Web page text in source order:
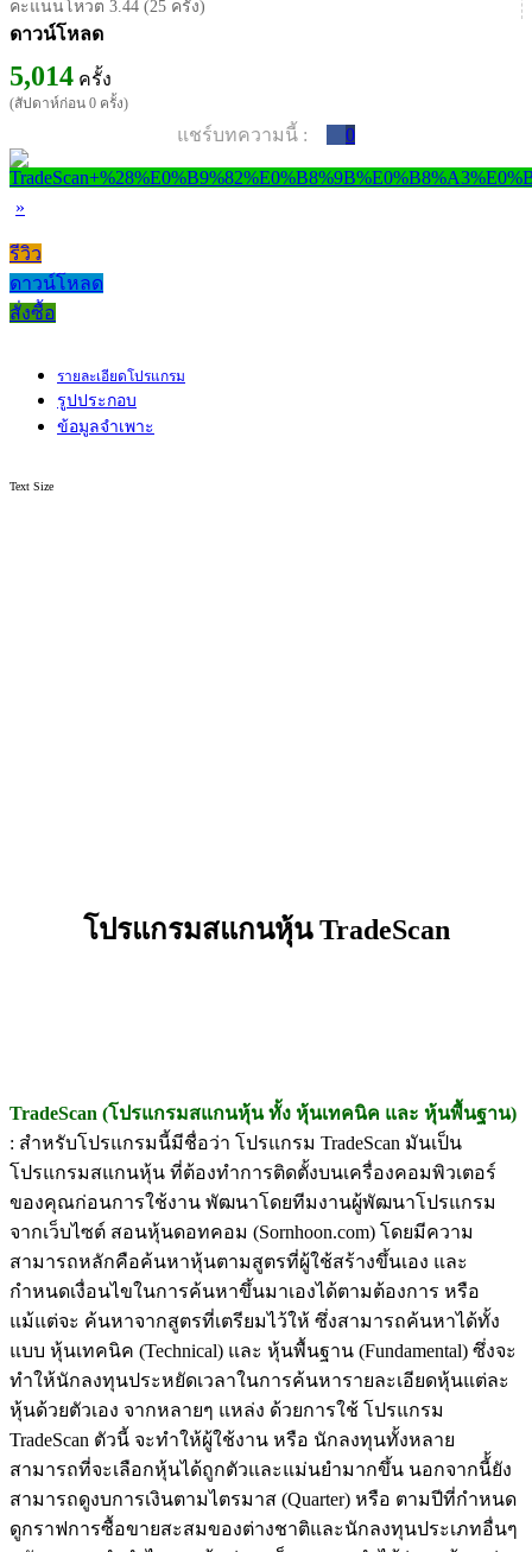
คะแนนโหวต 3.44 (25 ครั้ง)
ดาวน์โหลด
5,014 ครั้ง
(สัปดาห์ก่อน 0 ครั้ง)
แชร์บทความนี้ : 0
»
รีวิว
ดาวน์โหลด
สั่งซื้อ
รายละเอียดโปรแกรม
รูปประกอบ
ข้อมูลจำเพาะ
Text Size
โปรแกรมสแกนหุ้น TradeScan
TradeScan (โปรแกรมสแกนหุ้น ทั้ง หุ้นเทคนิค และ หุ้นพื้นฐาน)
: สำหรับโปรแกรมนี้มีชื่อว่า โปรแกรม TradeScan มันเป็น
โปรแกรมสแกนหุ้น ที่ต้องทำการติดตั้งบนเครื่องคอมพิวเตอร์
ของคุณก่อนการใช้งาน พัฒนาโดยทีมงานผู้พัฒนาโปรแกรม
จากเว็บไซต์ สอนหุ้นดอทคอม (Sornhoon.com) โดยมีความ
สามารถหลักคือค้นหาหุ้นตามสูตรที่ผู้ใช้สร้างขึ้นเอง และ
กำหนดเงื่อนไขในการค้นหาขึ้นมาเองได้ตามต้องการ หรือ
แม้แต่จะ ค้นหาจากสูตรที่เตรียมไว้ให้ ซึ่งสามารถค้นหาได้ทั้ง
แบบ หุ้นเทคนิค (Technical) และ หุ้นพื้นฐาน (Fundamental) ซึ่งจะ
ทำให้นักลงทุนประหยัดเวลาในการค้นหารายละเอียดหุ้นแต่ละ
หุ้นด้วยตัวเอง จากหลายๆ แหล่ง ด้วยการใช้ โปรแกรม
TradeScan ตัวนี้ จะทำให้ผู้ใช้งาน หรือ นักลงทุนทั้งหลาย
สามารถที่จะเลือกหุ้นได้ถูกตัวและแม่นยำมากขึ้น นอกจากนี้้ยัง
สามารถดูงบการเงินตามไตรมาส (Quarter) หรือ ตามปีที่กำหนด
ดูกราฟการซื้อขายสะสมของต่างชาติและนักลงทุนประเภทอื่นๆ